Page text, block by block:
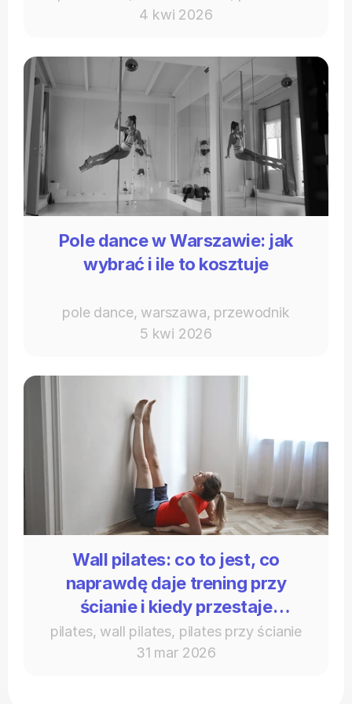
4 kwi 2026
Pole dance w Warszawie: jak
wybrać i ile to kosztuje
pole dance, warszawa, przewodnik
5 kwi 2026
Wall pilates: co to jest, co
naprawdę daje trening przy
ścianie i kiedy przestaje
wystarczać
pilates, wall pilates, pilates przy ścianie
31 mar 2026